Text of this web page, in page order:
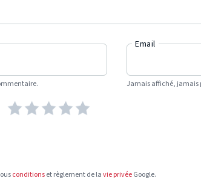
Email
Jamais affiché, jamais
conditionset règlement de lavie privéeGoogle.